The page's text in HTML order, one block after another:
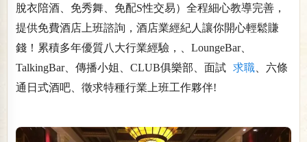
脫衣陪酒、免秀舞、免配S性交易）全程細心教導完善，
提供免費酒店上班諮詢，酒店業經紀人讓你開心輕鬆賺
錢！累積多年優質八大行業經驗，、LoungeBar、
TalkingBar、傳播小姐、CLUB俱樂部、面試 求職 、六條
通日式酒吧、徵求特種行業上班工作夥伴!